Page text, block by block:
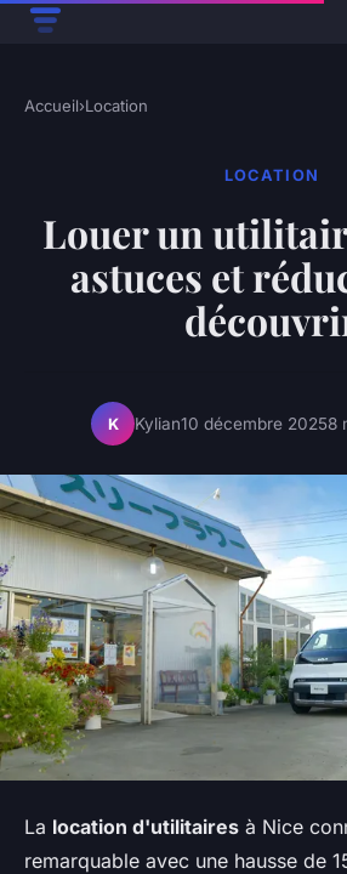
Accueil›Location
LOCATION
Louer un
astuces et
K Kylian10 décembre 20258
La location d'utilitaires à Nice
remarquable avec une hausse de